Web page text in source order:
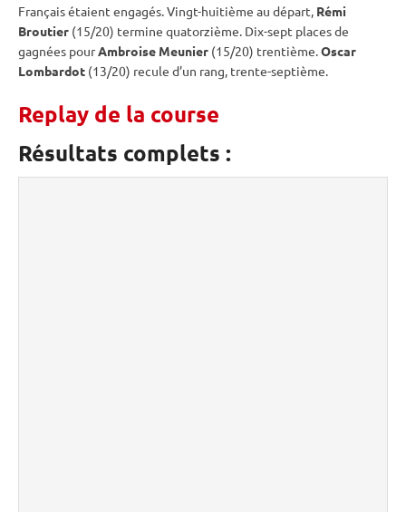
Français étaient engagés. Vingt-huitième au départ, Rémi
Broutier (15/20) termine quatorzième. Dix-sept places de
gagnées pourAmbroise Meunier (15/20) trentième.Oscar
Lombardot (13/20) recule d’un rang, trente-septième.
Replay de la course
Résultats complets :